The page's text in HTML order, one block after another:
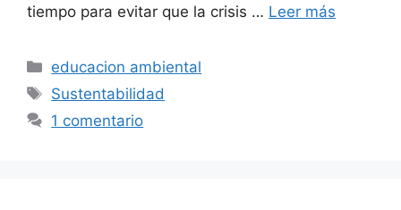
tiempo para evitar que la crisis … Leer más
Categorías
educacion ambiental
Etiquetas
Sustentabilidad
1 comentario